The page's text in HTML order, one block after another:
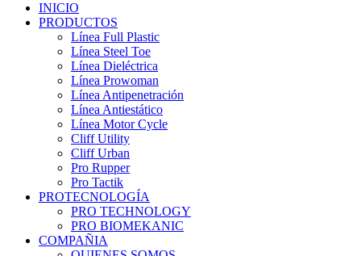
INICIO
PRODUCTOS
Línea Full Plastic
Línea Steel Toe
Línea Dieléctrica
Línea Prowoman
Línea Antipenetración
Línea Antiestático
Línea Motor Cycle
Cliff Utility
Cliff Urban
Pro Rupper
Pro Tactik
PROTECNOLOGÍA
PRO TECHNOLOGY
PRO BIOMEKANIC
COMPAÑIA